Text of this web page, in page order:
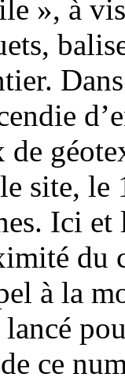
», à
de
site, le
Ici
du
à la
lancé
ce